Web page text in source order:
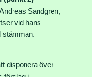
Sandgren,
vid hans
stämman.
disponera över